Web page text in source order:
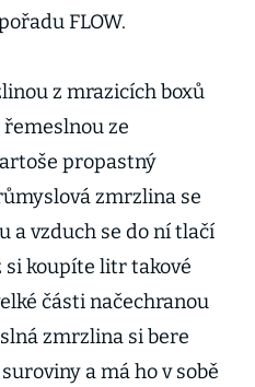
FLOW.
z mrazicích boxů
ze
propastný
zmrzlina se
a vzduch se do ní tlačí
si koupíte litr takové
části načechranou
zmrzlina si bere
a má ho v sobě